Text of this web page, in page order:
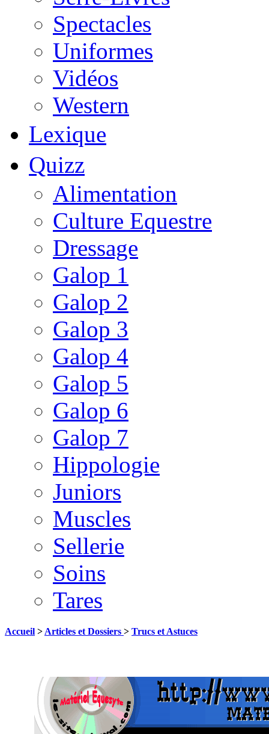
Spectacles
Uniformes
Vidéos
Western
Lexique
Quizz
Alimentation
Culture Equestre
Dressage
Galop 1
Galop 2
Galop 3
Galop 4
Galop 5
Galop 6
Galop 7
Hippologie
Juniors
Muscles
Sellerie
Soins
Tares
Accueil > Articles et Dossiers > Trucs et Astuces